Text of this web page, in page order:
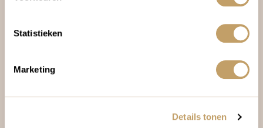
Statistieken
Marketing
Details tonen